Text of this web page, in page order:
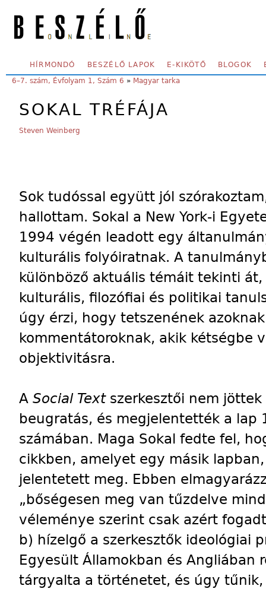
SECONDARY MENU
HÍRMONDÓ BESZÉLŐ LAPOK E-KIKÖTŐ BLOGOK
YOU ARE HERE:
6–7. szám, Évfolyam 1, Szám 6 » Magyar tarka
SOKAL TRÉFÁJA
Steven Weinberg
Sok tudóssal együtt jól
hallottam. Sokal a New York-i
1994 végén leadott egy
kulturális folyóiratnak. A
különböző aktuális témáit tekinti
kulturális, filozófiai és politikai
úgy érzi, hogy tetszenének
kommentátoroknak, akik kétségbe
objektivitásra.
A Social Text szerkesztői nem
beugratás, és megjelentették a lap
számában. Maga Sokal fedte fel,
cikkben, amelyet egy másik
jelentetett meg. Ebben
„bőségesen meg van tűzdelve
véleménye szerint csak azért
b) hízelgő a szerkesztők ideológiai
Egyesült Államokban és Angliában
tárgyalta a történetet, és úgy tűnik,